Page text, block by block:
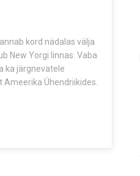
kord nädalas välja
New Yorgi linnas. Vaba
ka järgnevatele
Ühendriikides.